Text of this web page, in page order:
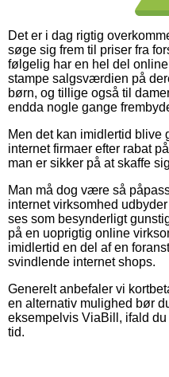
Det er i dag rigtig
søge sig frem til priser fra
følgelig har en hel del
stampe salgsværdien på
børn, og tillige også til
endda nogle gange
Men det kan imidlertid blive
internet firmaer efter rabat
man er sikker på at skaffe
Man må dog være så
internet virksomhed
ses som besynderligt
på en uoprigtig online
imidlertid en del af en
svindlende internet shops.
Generelt anbefaler vi
en alternativ mulighed bør
eksempelvis ViaBill, ifald
tid.